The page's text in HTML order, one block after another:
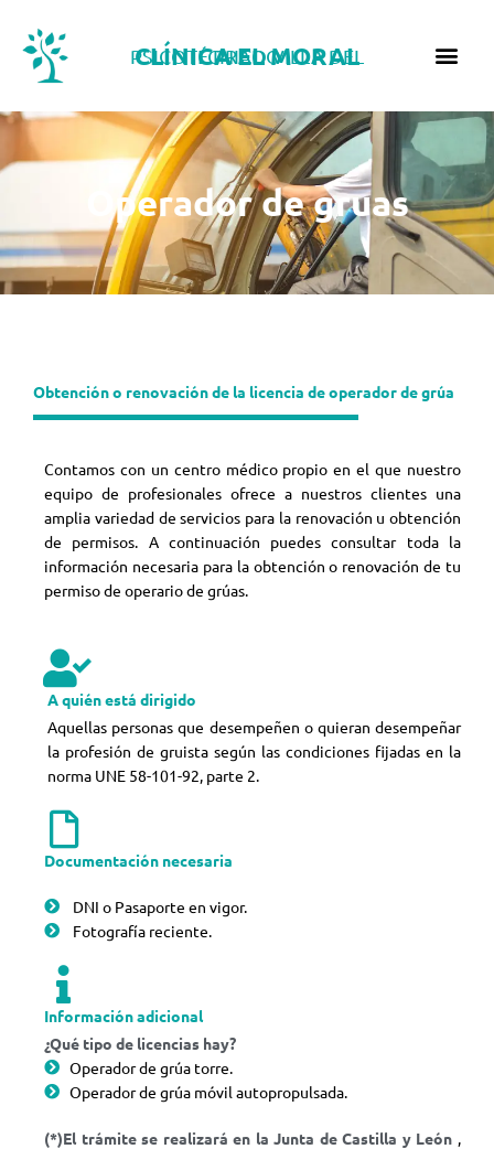
contenido
CLÍNICA EL MORAL
PSICOTÉCNICO VILLA DEL PRADO
Operador de gruas
Obtención o renovación de la licencia de operador de grúa
Contamos con un centro médico propio en el que nuestro
equipo de profesionales ofrece a nuestros clientes una
amplia variedad de servicios para la renovación u obtención
de permisos. A continuación puedes consultar toda la
información necesaria para la obtención o renovación de tu
permiso de operario de grúas.
A quién está dirigido
Aquellas personas que desempeñen o quieran desempeñar
la profesión de gruista según las condiciones fijadas en la
norma UNE 58-101-92, parte 2.
Documentación necesaria
DNI o Pasaporte en vigor.
Fotografía reciente.
Información adicional
¿Qué tipo de licencias hay?
Operador de grúa torre.
Operador de grúa móvil autopropulsada.
(*)El trámite se realizará en la Junta de Castilla y León ,